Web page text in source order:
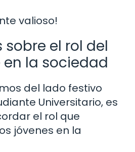
valioso!
sobre el rol del
la sociedad
del lado festivo
Universitario, es
el rol que
jóvenes en la